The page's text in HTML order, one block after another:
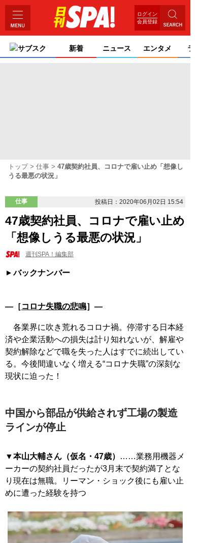
ログイン
会員登録
サブスク 新着 ニュース エンタメ ライ
トップ 仕事
47歳契約社員、コロナで雇い止め「想像し
うる最悪の状況」
仕事 投稿日：2020年06月02日 15:54
47歳契約社員、コロナで雇い止め
「想像しうる最悪の状況」
週刊SPA！編集部
バックナンバー
―［コロナ失職の悲鳴］―
各業界に吹き荒れるコロナ禍。停滞する日本経
済や企業活動への損失は計り知れないが、解雇や
契約解除などで職を失った人はすでに続出してい
る。今後間違いなく増える“コロナ失職”の深刻な
現状に迫った！
中国から部品が供給されず工場の製造
ラインが停止
▼本山大輔さん（仮名・47歳）
……業務用機器メ
ーカーの契約社員だったが3月末で契約満了とな
り現在は無職。リーマン・ショック後にも雇い止
めに遭った経験を持つ